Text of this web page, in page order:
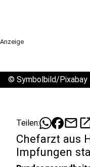
Anzeige
© Symbolbild/Pixabay
Teilen: mail
Chefarzt aus
Impfungen